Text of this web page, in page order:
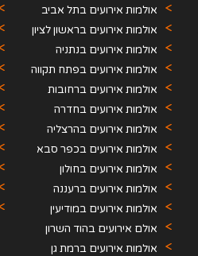
אולמות אירועים בתל אביב
אולמות אירועים בראשון לציון
אולמות אירועים בנתניה
אולמות אירועים בפתח תקווה
אולמות אירועים ברחובות
אולמות אירועים בחדרה
אולמות אירועים בהרצליה
אולמות אירועים בכפר סבא
אולמות אירועים בחולון
אולמות אירועים ברעננה
אולמות אירועים במודיעין
אולם אירועים בהוד השרון
אולמות אירועים ברמת גן